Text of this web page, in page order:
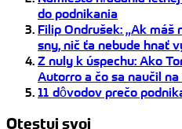
do podnikania
Filip Ondrušek: „Ak máš
sny, nič ťa nebude hnať
Z nuly k úspechu: Ako
Autorro a čo sa naučil
11 dôvodov prečo
Otestuj svoj